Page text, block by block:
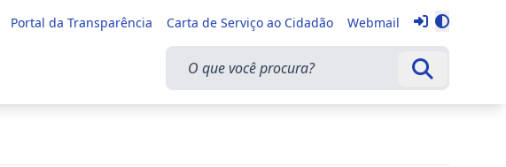
Portal da Transparência Carta de Serviço ao Cidadão Webmail
Entrar
Alternar
O que você procura?
Buscar